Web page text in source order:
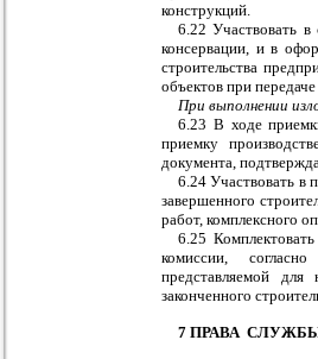
конструкций.
6.22 Участвовать
консервации, и в
строительства
объектов при
При выполнении
6.23 В ходе
приемку
документа,
6.24 Участвовать в
завершенного
работ, комплексного
6.25
комиссии,
представляемой
законченного
7 ПРАВА